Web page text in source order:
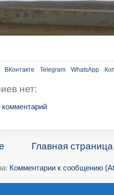
ВКонтакте Telegram WhatsApp
нет:
Главная страница
Комментарии к сообщению